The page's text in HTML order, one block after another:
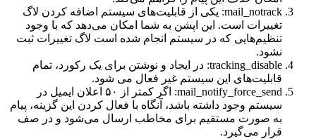
mail_notrack: یکی از قابلیت‌های سیستم اضافه کردن لاگ
تغییرات است. این اپشن به شما امکان می‌دهد که با وجود
تنظیم‌هایی که در سیستم انجام شده است لاگ تغییرات ثبت
نشود.
tracking_disable: در ایجاد و نوشتن برای یک رکورد، تمام
قابلیت‌های این سیستم غیر فعال می شود.
mail_notify_force_send: اگر کمتر از ۵۰ اعلان ایمیل در
سیستم وجود داشته باشد، آنگاه با فعال کردن این گزینه، پیام
به صورت مستقیم برای مخاطب ارسال می‌شود و در صف
قرار می‌گیرد.